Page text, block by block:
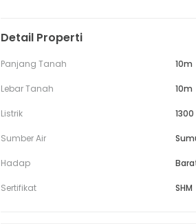
Detail Properti
Panjang Tanah 10m
Lebar Tanah 10m
Listrik
Sumber Air
Hadap
Sertifikat SHM